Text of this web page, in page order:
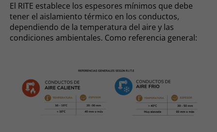
El RITE establece los espesores mínimos que debe
tener el aislamiento térmico en los conductos,
dependiendo de la temperatura del aire y las
condiciones ambientales. Como referencia general: